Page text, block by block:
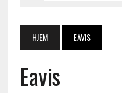
HJEM EAVIS
Eavis